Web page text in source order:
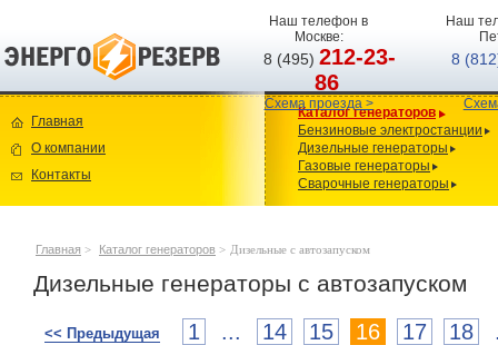
Наш телефон в
Москве:
8 (495)212-23-
86
Схема проезда >
Наш
8
Главная
О компании
Контакты
Каталог генераторов
Бензиновые электростанции
Дизельные генераторы
Газовые генераторы
Сварочные генераторы
Главная > Каталог генераторов > Дизельные с автозапуском
Дизельные генераторы с автозапуском
<< Предыдущая 1 ... 14 15 16 17 18